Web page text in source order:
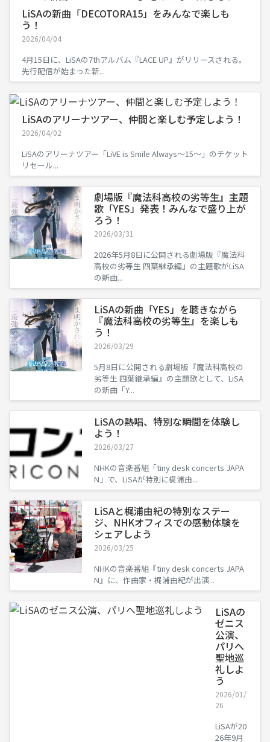
LiSAの新曲「DECOTORA15」をみんなで楽しも
う！
2026/04/04
4月15日に、LiSAの7thアルバム『LACE UP』がリリースされる。
先行配信が始まった新...
LiSAのアリーナツアー、仲間と楽しむ予定しよう！
2026/04/02
LiSAのアリーナツアー「LiVE is Smile Always～15～」のチケット
リセール...
劇場版『魔法科高校の劣等生』主題
歌「YES」発表！みんなで盛り上が
ろう！
2026/03/31
2026年5月8日に公開される劇場版『魔法科
高校の劣等生 四葉継承編』の主題歌がLiSA
の新曲...
LiSAの新曲「YES」を聴きながら
『魔法科高校の劣等生』を楽しも
う！
2026/03/29
5月8日に公開される劇場版『魔法科高校の
劣等生 四葉継承編』の主題歌として、LiSA
の新曲「Y...
LiSAの熱唱、特別な瞬間を体験し
よう！
2026/03/27
NHKの音楽番組「tiny desk concerts JAPA
N」で、LiSAが特別に梶浦由...
LiSAと梶浦由紀の特別なステー
ジ、NHKオフィスでの感動体験を
シェアしよう
2026/03/25
NHKの音楽番組『tiny desk concerts JAPA
N』に、作曲家・梶浦由紀が出演...
LiSAの
ゼニス
公演、
パリへ
聖地巡
礼しよ
う
2026/01/
26
LiSAが20
26年9月